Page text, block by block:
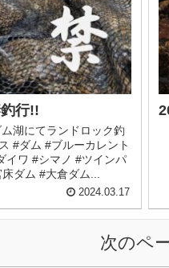
行!!
湖にてランドロック釣
#ダム #ブルーカレント
イワ #シマノ #ツインパ
ダム #大倉ダム...
2024.03.17
次のペ